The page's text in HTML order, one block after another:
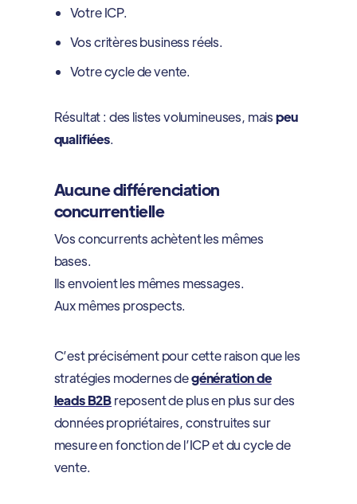
Votre ICP.
Vos critères business réels.
Votre cycle de vente.
Résultat : des listes volumineuses, maispeu
qualifiées.
Aucune différenciation
concurrentielle
Vos concurrents achètent les mêmes
bases.
Ils envoient les mêmes messages.
Aux mêmes prospects.
C’est précisément pour cette raison que les
stratégies modernes degénération de
leads B2Breposent de plus en plus sur des
données propriétaires, construites sur
mesure en fonction de l’ICP et du cycle de
vente.